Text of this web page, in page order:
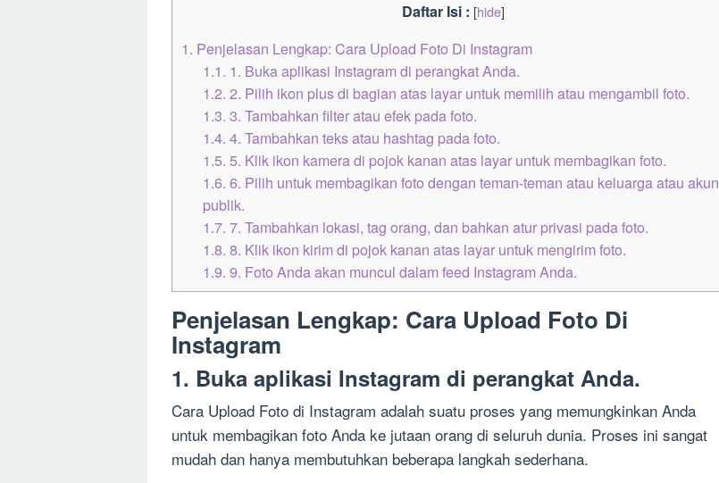
Daftar Isi : [hide]
1. Penjelasan Lengkap: Cara Upload Foto Di Instagram
1.1. 1. Buka aplikasi Instagram di perangkat Anda.
1.2. 2. Pilih ikon plus di bagian atas layar untuk memilih atau mengambil foto.
1.3. 3. Tambahkan filter atau efek pada foto.
1.4. 4. Tambahkan teks atau hashtag pada foto.
1.5. 5. Klik ikon kamera di pojok kanan atas layar untuk membagikan foto.
1.6. 6. Pilih untuk membagikan foto dengan teman-teman atau keluarga atau akun
publik.
1.7. 7. Tambahkan lokasi, tag orang, dan bahkan atur privasi pada foto.
1.8. 8. Klik ikon kirim di pojok kanan atas layar untuk mengirim foto.
1.9. 9. Foto Anda akan muncul dalam feed Instagram Anda.
Penjelasan Lengkap: Cara Upload Foto Di
Instagram
1. Buka aplikasi Instagram di perangkat Anda.
Cara Upload Foto di Instagram adalah suatu proses yang memungkinkan Anda
untuk membagikan foto Anda ke jutaan orang di seluruh dunia. Proses ini sangat
mudah dan hanya membutuhkan beberapa langkah sederhana.